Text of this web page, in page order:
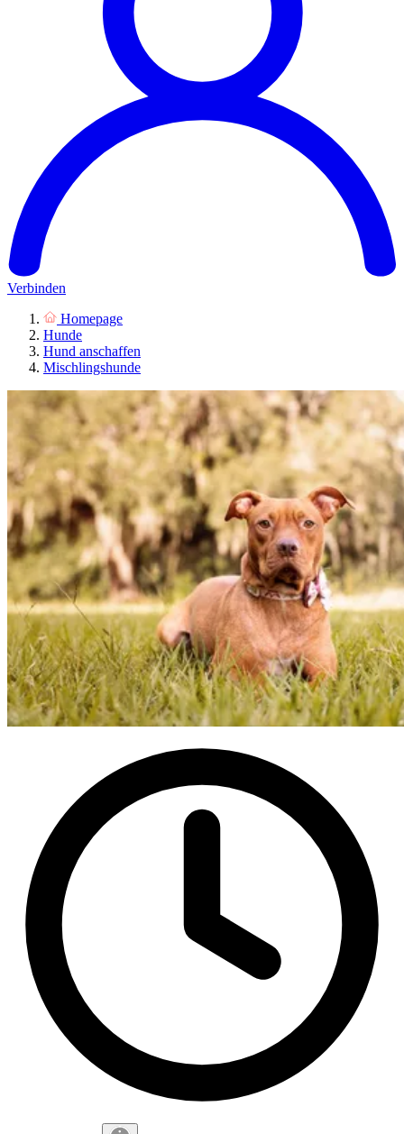
Verbinden
Homepage
Hunde
Hund anschaffen
Mischlingshunde